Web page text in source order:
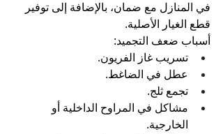
في المنازل مع ضمان، بالإضافة إلى توفير
قطع الغيار الأصلية.
أسباب ضعف التجميد:
تسريب غاز الفريون.
عطل في الضاغط.
تجمع ثلج.
مشاكل في المراوح الداخلية أو
الخارجية.